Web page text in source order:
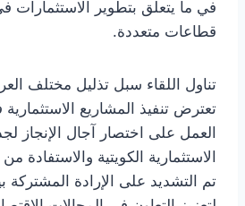
في ما يتعلق بتطوير
قطاعات متعددة.
تناول اللقاء سبل تذليل مختلف
تعترض تنفيذ المشاريع
العمل على اختصار آجال الإنجاز
الاستثمارية الكويتية والاستفادة
تم التشديد على الإرادة المشتركة